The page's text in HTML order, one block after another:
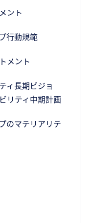
ント
行動規範
メント
ィ長期ビジョ
リティ中期計画
のマテリアリテ